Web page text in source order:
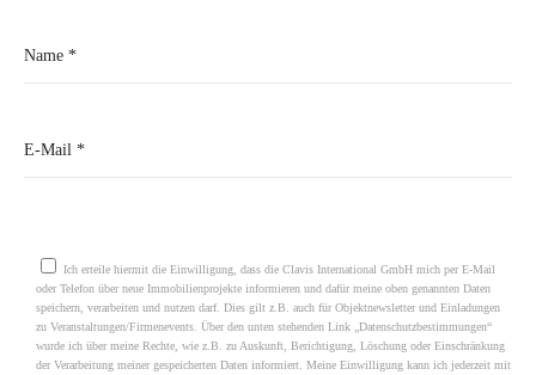
Ich erteile hiermit die Einwilligung, dass die Clavis International GmbH mich per E-Mail
oder Telefon über neue Immobilienprojekte informieren und dafür meine oben genannten Daten
speichern, verarbeiten und nutzen darf. Dies gilt z.B. auch für Objektnewsletter und Einladungen
zu Veranstaltungen/Firmenevents. Über den unten stehenden Link „Datenschutzbestimmungen“
wurde ich über meine Rechte, wie z.B. zu Auskunft, Berichtigung, Löschung oder Einschränkung
der Verarbeitung meiner gespeicherten Daten informiert. Meine Einwilligung kann ich jederzeit mit